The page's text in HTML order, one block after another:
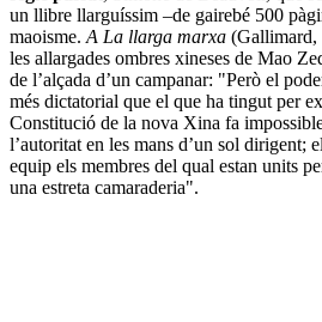
un llibre llarguíssim –de gairebé 500
maoisme. A La llarga marxa (Gallimard,
les allargades ombres xineses de Mao
de l’alçada d’un campanar: "Però el
més dictatorial que el que ha tingut per
Constitució de la nova Xina fa
l’autoritat en les mans d’un sol dirigent;
equip els membres del qual estan units
una estreta camaraderia".